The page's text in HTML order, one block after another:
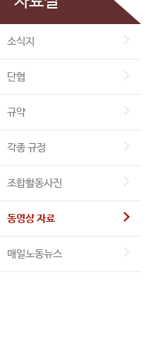
소식지
단협
규약
각종 규정
조합활동사진
동영상 자료
매일노동뉴스